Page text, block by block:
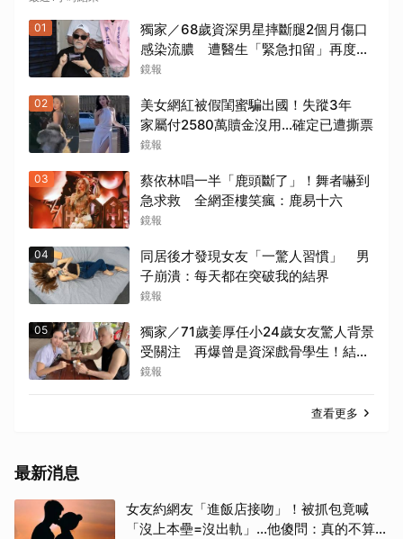
01
獨家／68歲資深男星摔斷腿2個月傷口
感染流膿 遭醫生「緊急扣留」再度動
刀！妻心力交瘁曝現況
鏡報
02
美女網紅被假閨蜜騙出國！失蹤3年
家屬付2580萬贖金沒用…確定已遭撕票
鏡報
03
蔡依林唱一半「鹿頭斷了」！舞者嚇到
急求救 全網歪樓笑瘋：鹿易十六
鏡報
04
同居後才發現女友「一驚人習慣」 男
子崩潰：每天都在突破我的結界
鏡報
05
獨家／71歲姜厚任小24歲女友驚人背景
受關注 再爆曾是資深戲骨學生！結識
10多年私下為人曝光
鏡報
查看更多
最新消息
女友約網友「進飯店接吻」！被抓包竟喊
「沒上本壘=沒出軌」…他傻問：真的不算